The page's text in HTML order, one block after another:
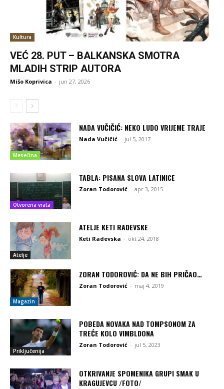
Kultura
VEĆ 28. PUT – BALKANSKA SMOTRA
MLADIH STRIP AUTORA
Mišo Koprivica - jun 27, 2026
Mesečina
NADA VUČIČIĆ: NEKO LUDO VRIJEME TRAJE
Nada Vučičić - jul 5, 2017
Otvorena vrata
TABLA: PISANA SLOVA LATINICE
Zoran Todorović - apr 3, 2015
Atelje
ATELJE KETI RADEVSKE
Keti Radevska - okt 24, 2018
Magazin
ZORAN TODOROVIĆ: DA NE BIH PRIČAO…
Zoran Todorović - maj 4, 2019
Priključenija
POBEDA NOVAKA NAD TOMPSONOM ZA
TREĆE KOLO VIMBLDONA
Zoran Todorović - jul 5, 2023
OTKRIVANJE SPOMENIKA GRUPI SMAK U
KRAGUJEVCU /FOTO/